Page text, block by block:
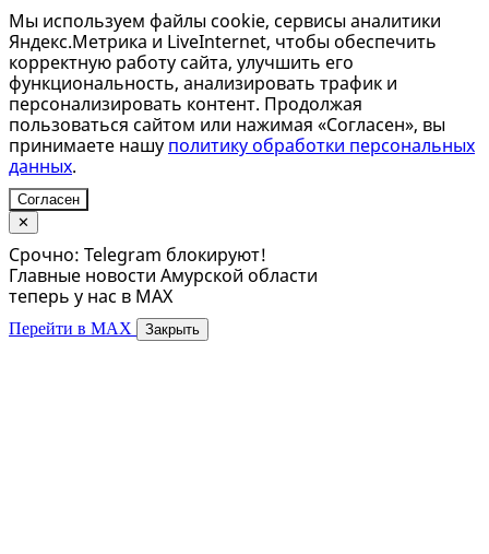
Мы используем файлы cookie, сервисы аналитики
Яндекс.Метрика и LiveInternet, чтобы обеспечить
корректную работу сайта, улучшить его
функциональность, анализировать трафик и
персонализировать контент. Продолжая
пользоваться сайтом или нажимая «Согласен», вы
принимаете нашу политику обработки персональных
данных.
Согласен
✕
Срочно: Telegram блокируют!
Главные новости Амурской области
теперь у нас в MAX
Перейти в MAX Закрыть